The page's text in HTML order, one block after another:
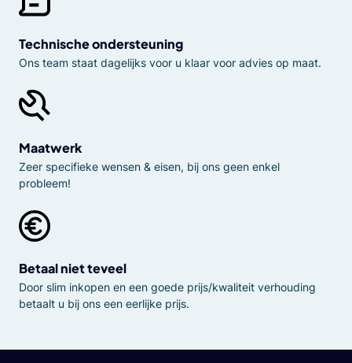
Technische ondersteuning
Ons team staat dagelijks voor u klaar voor advies op maat.
Maatwerk
Zeer specifieke wensen & eisen, bij ons geen enkel
probleem!
Betaal niet teveel
Door slim inkopen en een goede prijs/kwaliteit verhouding
betaalt u bij ons een eerlijke prijs.